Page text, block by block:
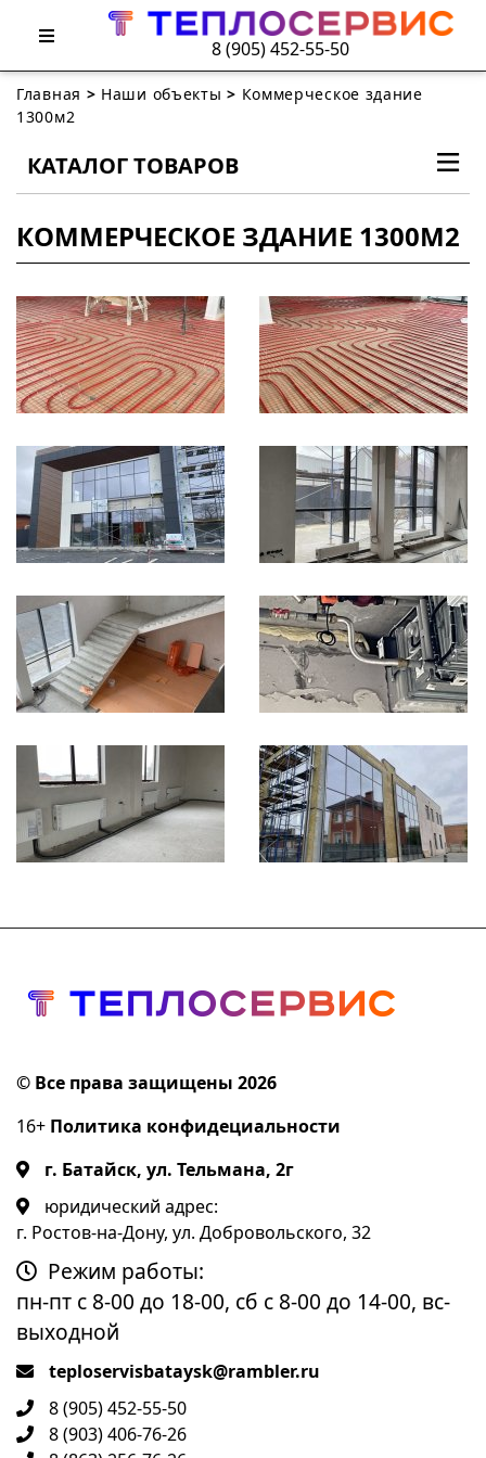
8 (905) 452-55-50
Главная > Наши объекты > Коммерческое здание
1300м2
КАТАЛОГ ТОВАРОВ
КОММЕРЧЕСКОЕ ЗДАНИЕ 1300М2
© Все права защищены 2026
16+ Политика конфидециальности
г. Батайск, ул. Тельмана, 2г
юридический адрес:
г. Ростов-на-Дону, ул. Добровольского, 32
Режим работы:
пн-пт с 8-00 до 18-00, сб с 8-00 до 14-00, вс-
выходной
teploservisbataysk@rambler.ru
8 (905) 452-55-50
8 (903) 406-76-26